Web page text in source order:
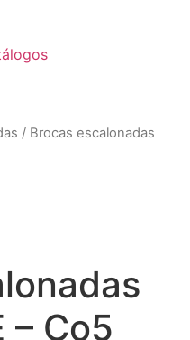
/ Brocas escalonadas
– Co5